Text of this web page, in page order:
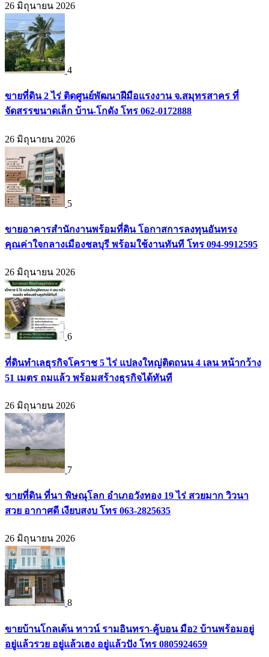
26 มิถุนายน 2026
4
ขายที่ดิน 2 ไร่ ติดศูนย์พัฒนาฝีมือแรงงาน จ.สมุทรสาคร ที่
จัดสรรขนาดเล็ก บ้าน-โกดัง โทร 062-0172888
26 มิถุนายน 2026
5
ขายอาคารสำนักงานพร้อมที่ดิน โอกาสการลงทุนอันทรง
คุณค่าใจกลางเมืองชลบุรี พร้อมใช้งานทันที โทร 094-9912595
26 มิถุนายน 2026
6
ที่ดินทำเลธุรกิจโคราช 5 ไร่ แปลงใหญ่ติดถนน 4 เลน หน้ากว้าง
51 เมตร ถมแล้ว พร้อมสร้างธุรกิจได้ทันที
26 มิถุนายน 2026
7
ขายที่ดิน ที่นา พิษณุโลก อำเภอวังทอง 19 ไร่ สวยมาก วิวนา
สวย อากาศดี เงียบสงบ โทร 063-2825635
26 มิถุนายน 2026
8
ขายบ้านโกลเด้น ทาวน์ รามอินทรา-คู้บอน มือ2 บ้านพร้อมอยู่
อยู่แล้วรวย อยู่แล้วเฮง อยู่แล้วปัง โทร 0805924659